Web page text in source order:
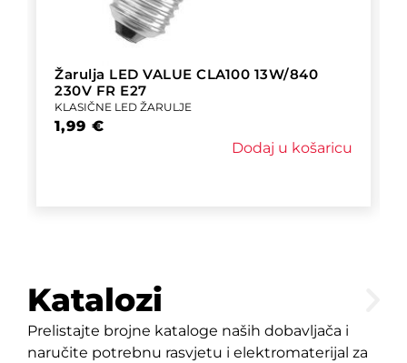
Žarulja LED VALUE CLA100 13W/840
230V FR E27
KLASIČNE LED ŽARULJE
1,99 €
Dodaj u košaricu
Katalozi
Prelistajte brojne kataloge naših dobavljača i
naručite potrebnu rasvjetu i elektromaterijal za